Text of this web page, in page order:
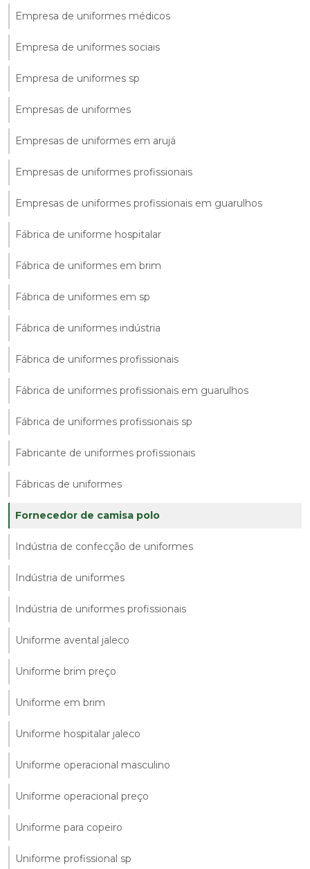
Empresa de uniformes médicos
Empresa de uniformes sociais
Empresa de uniformes sp
Empresas de uniformes
Empresas de uniformes em arujá
Empresas de uniformes profissionais
Empresas de uniformes profissionais em guarulhos
Fábrica de uniforme hospitalar
Fábrica de uniformes em brim
Fábrica de uniformes em sp
Fábrica de uniformes indústria
Fábrica de uniformes profissionais
Fábrica de uniformes profissionais em guarulhos
Fábrica de uniformes profissionais sp
Fabricante de uniformes profissionais
Fábricas de uniformes
Fornecedor de camisa polo
Indústria de confecção de uniformes
Indústria de uniformes
Indústria de uniformes profissionais
Uniforme avental jaleco
Uniforme brim preço
Uniforme em brim
Uniforme hospitalar jaleco
Uniforme operacional masculino
Uniforme operacional preço
Uniforme para copeiro
Uniforme profissional sp